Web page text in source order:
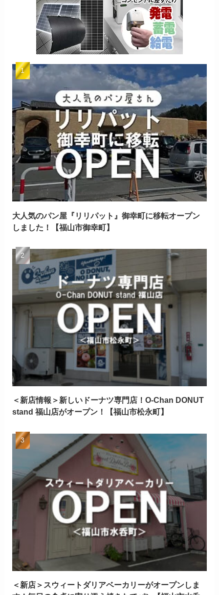
大人気のパン屋『リリパット』御幸町に移転オープン
しました！【福山市御幸町】
＜新店情報＞新しいドーナツ専門店！O-Chan DONUT
stand 福山店がオープン！【福山市松永町】
＜新店＞スウィートダリアベーカリーがオープンしま